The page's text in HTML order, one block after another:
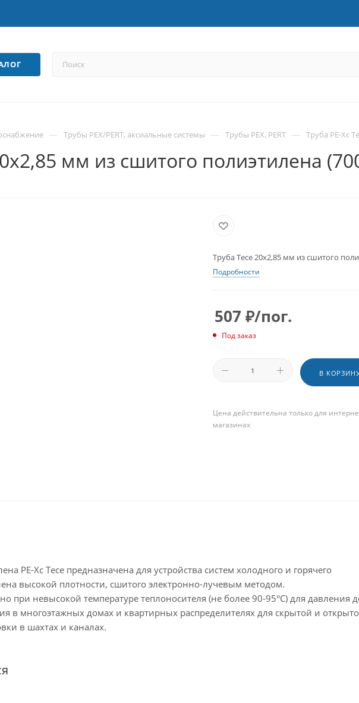
— Трубы PEX/PERT, аксиальные системы — Трубы PEX, PERT — Труба PE-Xс
мм из сшитого полиэтилена
Труба Tece 20х2,85 мм из сшитого
Подробности
507 ₽/пог.
Под заказ
В
Цена действительна только для
магазинах
PE-Xс Tece предназначена для устройства систем холодного и горячего
высокой плотности, сшитого электронно-лучевым методом.
при невысокой температуре теплоносителя (не более 90-95°C) для давления
в многоэтажных домах и квартирных распределителях для скрытой и
в шахтах и каналах.